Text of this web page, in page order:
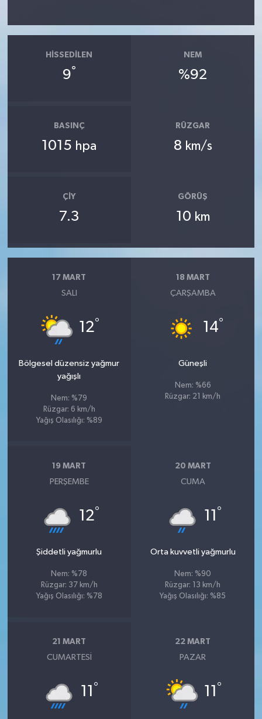
HISSEDILEN
9°
NEM
%92
BASINÇ
1015 hpa
RÜZGAR
8 km/s
ÇIY
7.3
GÖRÜŞ
10 km
17 MART
SALI
12°
Bölgesel düzensiz yağmur
yağışlı
Nem: %79
Rüzgar: 6 km/h
Yağış Olasılığı: %89
18 MART
ÇARŞAMBA
14°
Güneşli
Nem: %66
Rüzgar: 21 km/h
19 MART
PERŞEMBE
12°
Şiddetli yağmurlu
Nem: %78
Rüzgar: 37 km/h
Yağış Olasılığı: %78
20 MART
CUMA
11 °
Orta kuvvetli yağmurlu
Nem: %90
Rüzgar: 13 km/h
Yağış Olasılığı: %85
21 MART
CUMARTESI
11 °
22 MART
PAZAR
11 °